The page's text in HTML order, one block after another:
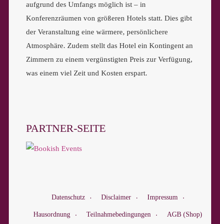
aufgrund des Umfangs möglich ist – in
Konferenzräumen von größeren Hotels statt. Dies gibt
der Veranstaltung eine wärmere, persönlichere
Atmosphäre. Zudem stellt das Hotel ein Kontingent an
Zimmern zu einem vergünstigten Preis zur Verfügung,
was einem viel Zeit und Kosten erspart.
PARTNER-SEITE
Datenschutz Disclaimer Impressum
Hausordnung Teilnahmebedingungen AGB (Shop)